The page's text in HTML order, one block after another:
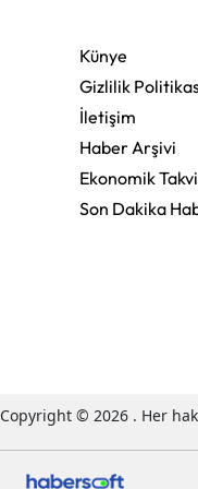
Künye
Gizlilik
İletişim
Haber Arşivi
Ekonomik
Son Dakika
Copyright © 2026 . Her